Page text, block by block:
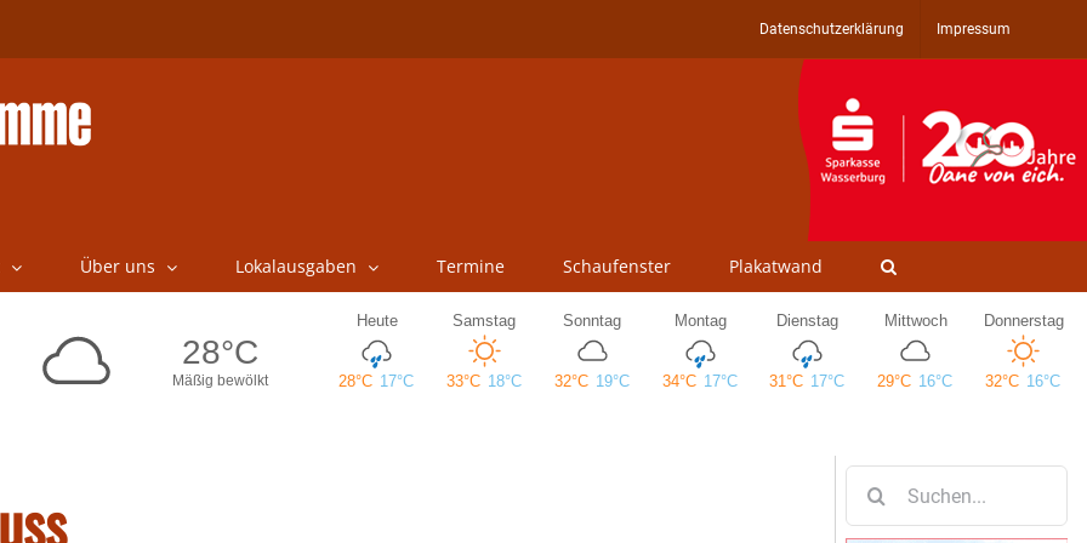
Datenschutzerklärung Impressum
Über uns Lokalausgaben Termine Schaufenster Plakatwand
nach: